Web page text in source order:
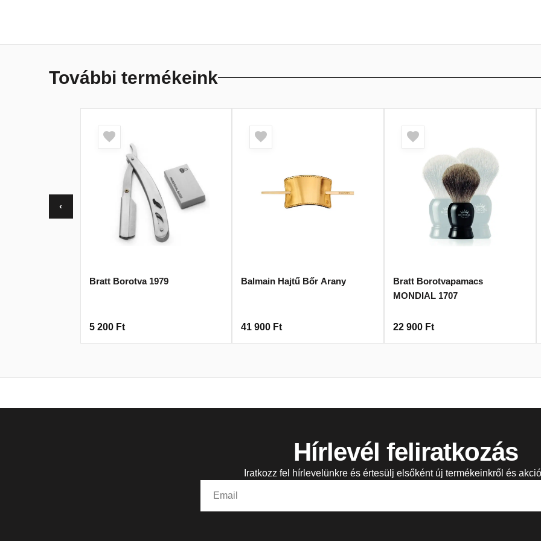
További termékeink
‹
Bratt Borotva 1979
5 200 Ft
Balmain Hajtű Bőr Arany
41 900 Ft
Bratt Borotvapamacs
MONDIAL 1707
22 900 Ft
Hírlevél feliratkozás
Iratkozz fel hírlevelünkre és értesülj elsőként új termékeinkről és